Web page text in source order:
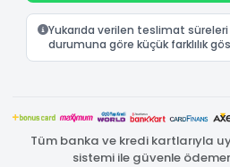
Yukarıda verilen teslimat
durumuna göre küçük farklılık
Tüm banka ve kredi kartlarıyla
sistemi ile güvenle